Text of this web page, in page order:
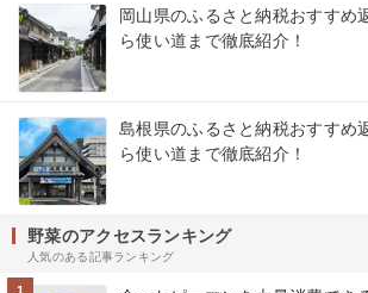
岡山県のふるさと納税おすすめ
ら使い道まで徹底紹介！
島根県のふるさと納税おすすめ
ら使い道まで徹底紹介！
野菜のアクセスランキング
人気のある記事ランキング